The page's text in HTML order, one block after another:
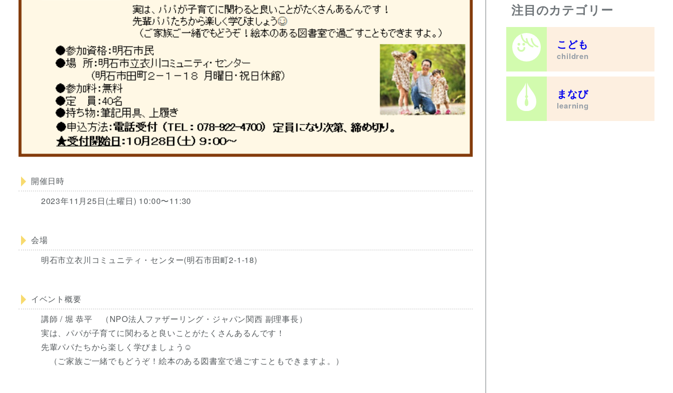
開催日時
2023年11月25日(土曜日) 10:00〜11:30
会場
明石市立衣川コミュニティ・センター(明石市田町2-1-18)
イベント概要
講師 / 堀 恭平 （NPO法人ファザーリング・ジャパン関西 副理事長）
実は、パパが子育てに関わると良いことがたくさんあるんです！
先輩パパたちから楽しく学びましょう☺
（ご家族ご一緒でもどうぞ！絵本のある図書室で過ごすこともできますよ。）
注目のカテゴリー
こども
children
まなび
learning